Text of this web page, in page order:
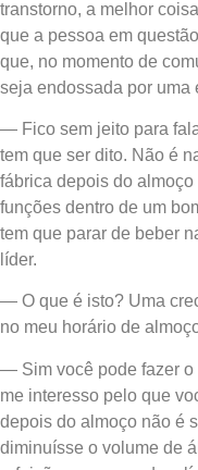
transtorno, a melhor
que a pessoa em
que, no momento de
seja endossada por uma
— Fico sem jeito para
tem que ser dito. Não é
fábrica depois do
funções dentro de um
tem que parar de beber
líder.
— O que é isto? Uma
no meu horário de
— Sim você pode fazer o
me interesso pelo que
depois do almoço não é
diminuísse o volume de